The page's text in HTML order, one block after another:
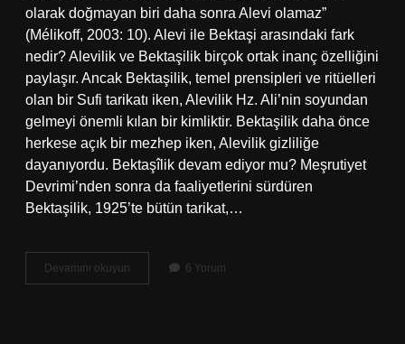
olarak doğmayan biri daha sonra Alevi olamaz”
(Mélikoff, 2003: 10). Alevi ile Bektaşi arasındaki fark
nedir? Alevilik ve Bektaşilik birçok ortak inanç özelliğini
paylaşır. Ancak Bektaşilik, temel prensipleri ve ritüelleri
olan bir Sufi tarikatı iken, Alevilik Hz. Ali’nin soyundan
gelmeyi önemli kılan bir kimliktir. Bektaşilik daha önce
herkese açık bir mezhep iken, Alevilik gizliliğe
dayanıyordu. Bektaşîlik devam ediyor mu? Meşrutiyet
Devrimi’nden sonra da faaliyetlerini sürdüren
Bektaşilik, 1925’te bütün tarikat,…
Devamını okuyun Sonradan
Bektaşi
6 Yorum